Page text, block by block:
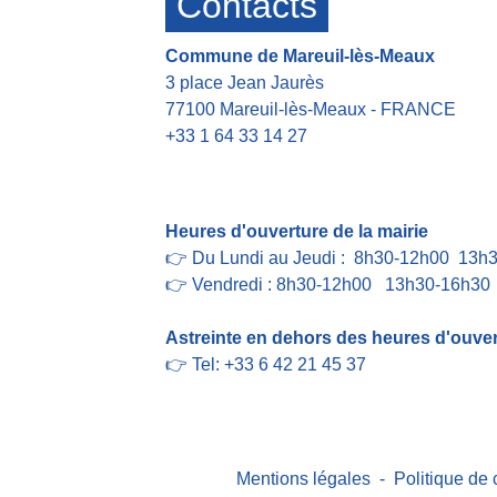
Commune de Mareuil-lès-Meaux
3 place Jean Jaurès
77100 Mareuil-lès-Meaux - FRANCE
+33 1 64 33 14 27
Heures d'ouverture de la mairie
👉 Du Lundi au Jeudi : 8h30-12h00
👉 Vendredi : 8h30-12h00 13h30-16h30
Astreinte en dehors des heures
👉 Tel: +33 6 42 21 45 37
Mentions légales - Politique de